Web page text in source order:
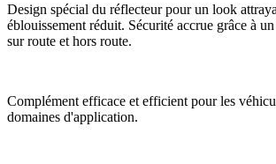
Design spécial du réflecteur pour un look
éblouissement réduit. Sécurité accrue grâce à
sur route et hors route.
Complément efficace et efficient pour les
domaines d'application.